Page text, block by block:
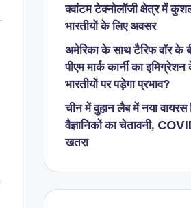
क्वांटम टेक्नोलॉजी क्षेत्र में
भारतीयों के लिए अवसर
अमेरिका के साथ टैरिफ वॉर के
पीएम मार्क कार्नी का
भारतीयों पर पड़ेगा प्रभाव?
चीन में वुहान लैब में नया
वैज्ञानिकों का चेतावनी,
खतरा